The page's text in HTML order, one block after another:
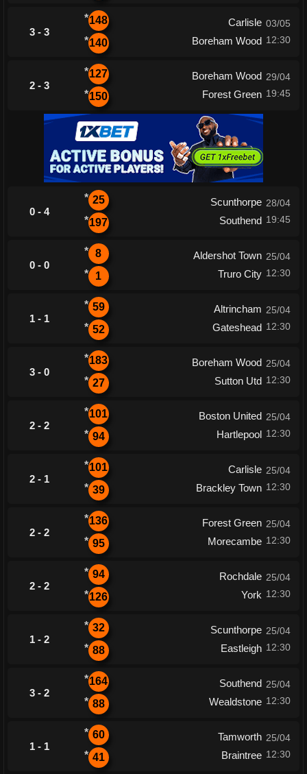
03/05
12:30
Carlisle
Boreham Wood
148
*
140
*
3 - 3
29/04
19:45
Boreham Wood
Forest Green
127
*
150
*
2 - 3
28/04
19:45
Scunthorpe
Southend
25
*
197
*
0 - 4
25/04
12:30
Aldershot Town
Truro City
8
*
1
*
0 - 0
25/04
12:30
Altrincham
Gateshead
59
*
52
*
1 - 1
25/04
12:30
Boreham Wood
Sutton Utd
183
*
27
*
3 - 0
25/04
12:30
Boston United
Hartlepool
101
*
94
*
2 - 2
25/04
12:30
Carlisle
Brackley Town
101
*
39
*
2 - 1
25/04
12:30
Forest Green
Morecambe
136
*
95
*
2 - 2
25/04
12:30
Rochdale
York
94
*
126
*
2 - 2
25/04
12:30
Scunthorpe
Eastleigh
32
*
88
*
1 - 2
25/04
12:30
Southend
Wealdstone
164
*
88
*
3 - 2
25/04
12:30
Tamworth
Braintree
60
*
41
*
1 - 1